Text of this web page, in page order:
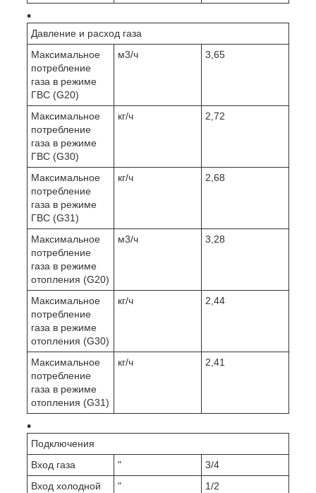
Давление и расход газа
Максимальное
потребление
газа в режиме
ГВС (G20)
м3/ч 3,65
Максимальное
потребление
газа в режиме
ГВС (G30)
кг/ч 2,72
Максимальное
потребление
газа в режиме
ГВС (G31)
кг/ч 2,68
Максимальное
потребление
газа в режиме
отопления (G20)
м3/ч 3,28
Максимальное
потребление
газа в режиме
отопления (G30)
кг/ч 2,44
Максимальное
потребление
газа в режиме
отопления (G31)
кг/ч 2,41
Подключения
Вход газа
"
3/4
Вход холодной
" 1/2